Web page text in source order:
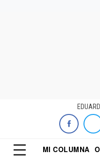
MI COLUMNA